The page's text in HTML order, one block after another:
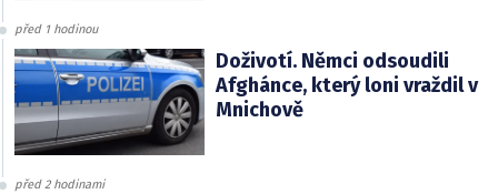
před 1 hodinou
Doživotí. Němci odsoudili
Afghánce, který loni vraždil v
Mnichově
před 2 hodinami